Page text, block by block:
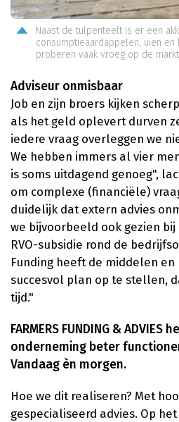
Naast de tulpenteelt is er een
consumptieaardappelen, uien
proberen vaak vroeg op de
Adviseur onmisbaar
Job en zijn broers kijken
als het geld oplevert durven
iedere vraag overleggen we
We hebben immers al vier
is soms uitdagend genoeg",
om complexe (financiële)
duidelijk dat extern advies
we bijvoorbeeld ook gezien
RVO-subsidie rond de
Funding heeft de middelen en
succesvol plan op te stellen,
tijd."
FARMERS FUNDING &
onderneming beter
Vandaag èn morgen.
Hoe we dit realiseren? Met
gespecialiseerd advies. Op